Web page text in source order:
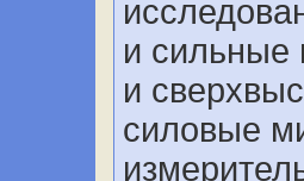
и сильные
и
силовые